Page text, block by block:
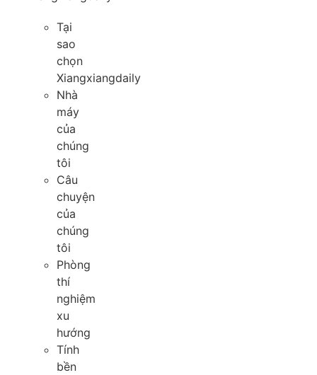
Tại
sao
chọn
Xiangxiangdaily
Nhà
máy
của
chúng
tôi
Câu
chuyện
của
chúng
tôi
Phòng
thí
nghiệm
xu
hướng
Tính
bền